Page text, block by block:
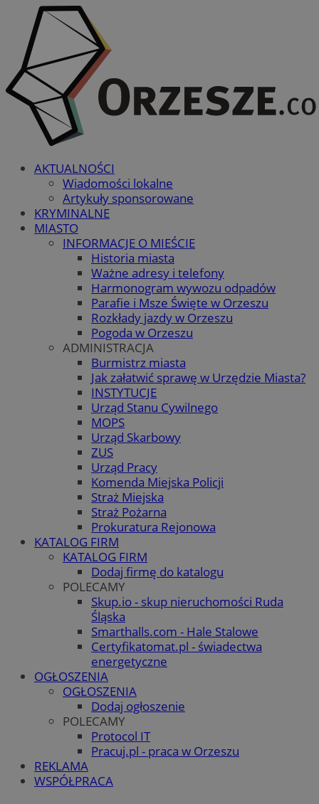
AKTUALNOŚCI
Wiadomości lokalne
Artykuły sponsorowane
KRYMINALNE
MIASTO
INFORMACJE O MIEŚCIE
Historia miasta
Ważne adresy i telefony
Harmonogram wywozu odpadów
Parafie i Msze Święte w Orzeszu
Rozkłady jazdy w Orzeszu
Pogoda w Orzeszu
ADMINISTRACJA
Burmistrz miasta
Jak załatwić sprawę w Urzędzie Miasta?
INSTYTUCJE
Urząd Stanu Cywilnego
MOPS
Urząd Skarbowy
ZUS
Urząd Pracy
Komenda Miejska Policji
Straż Miejska
Straż Pożarna
Prokuratura Rejonowa
KATALOG FIRM
KATALOG FIRM
Dodaj firmę do katalogu
POLECAMY
Skup.io - skup nieruchomości Ruda
Śląska
Smarthalls.com - Hale Stalowe
Certyfikatomat.pl - świadectwa
energetyczne
OGŁOSZENIA
OGŁOSZENIA
Dodaj ogłoszenie
POLECAMY
Protocol IT
Pracuj.pl - praca w Orzeszu
REKLAMA
WSPÓŁPRACA